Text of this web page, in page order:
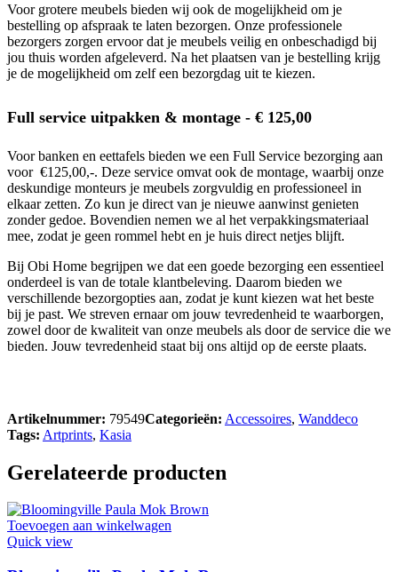
Voor grotere meubels bieden wij ook de mogelijkheid om je
bestelling op afspraak te laten bezorgen. Onze professionele
bezorgers zorgen ervoor dat je meubels veilig en onbeschadigd bij
jou thuis worden afgeleverd. Na het plaatsen van je bestelling krijg
je de mogelijkheid om zelf een bezorgdag uit te kiezen.
Full service uitpakken & montage - € 125,00
Voor banken en eettafels bieden we een Full Service bezorging aan
voor €125,00,-. Deze service omvat ook de montage, waarbij onze
deskundige monteurs je meubels zorgvuldig en professioneel in
elkaar zetten. Zo kun je direct van je nieuwe aanwinst genieten
zonder gedoe. Bovendien nemen we al het verpakkingsmateriaal
mee, zodat je geen rommel hebt en je huis direct netjes blijft.
Bij Obi Home begrijpen we dat een goede bezorging een essentieel
onderdeel is van de totale klantbeleving. Daarom bieden we
verschillende bezorgopties aan, zodat je kunt kiezen wat het beste
bij je past. We streven ernaar om jouw tevredenheid te waarborgen,
zowel door de kwaliteit van onze meubels als door de service die we
bieden. Jouw tevredenheid staat bij ons altijd op de eerste plaats.
Artikelnummer: 79549Categorieën: Accessoires, Wanddeco
Tags: Artprints, Kasia
Gerelateerde producten
Toevoegen aan winkelwagen
Quick view